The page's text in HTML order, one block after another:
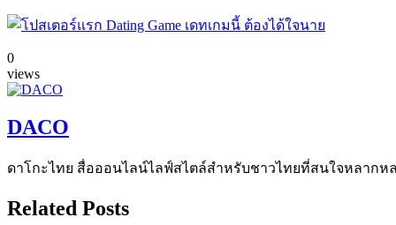
0
views
DACO
ดาโกะไทย สื่อออนไลน์ไลฟ์สไตล์สำหรับชาวไทยที่สนใจหลากห
Related Posts